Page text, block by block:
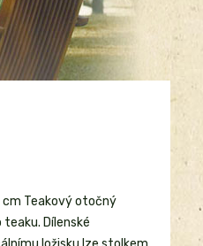
cm Teakový otočný
Dílenské